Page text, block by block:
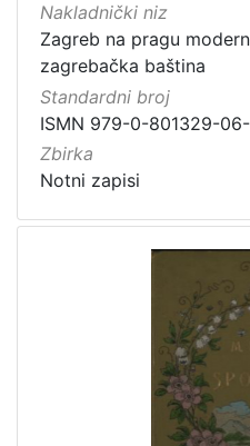
Nakladnički niz
Zagreb na pragu
zagrebačka baština
Standardni broj
ISMN 979-0-801329-
Zbirka
Notni zapisi